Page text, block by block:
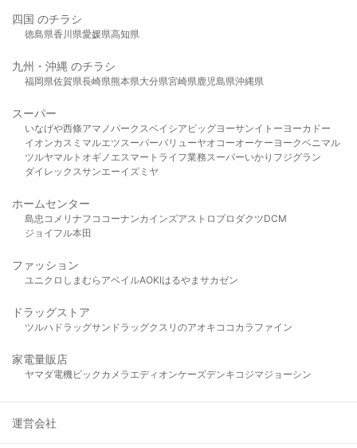
四国 のチラシ
徳島県香川県愛媛県高知県
九州・沖縄 のチラシ
福岡県佐賀県長崎県熊本県大分県宮崎県鹿児島県沖縄県
スーパー
いなげや西條アマノパークスベイシア ビッグヨーサンイトーヨーカドー
イオンカスミ マルエツスーパーバリューヤオコーオーケー ヨークベニマル
ツルヤマルト オギノ エスマート ライフ業務スーパーいかり フジグラン
ダイレックスサンエーイズミヤ
ホームセンター
島忠 コメリ ナフコ コーナンカインズアストロプロダクツDCM
ジョイフル本田
ファッション
ユニクロ しまむら アベイルAOKIはるやま サカゼン
ドラッグストア
ツルハドラッグサンドラッグクスリのアオキ ココカラファイン
家電量販店
ヤマダ電機ビックカメラ エディオンケーズデンキ コジマジョーシン
運営会社